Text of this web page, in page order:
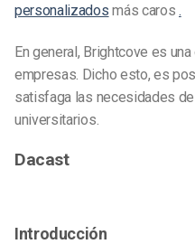
personalizados más caros.
En general, Brightcove es
empresas. Dicho esto, es
satisfaga las necesidades
universitarios.
Dacast
Introducción